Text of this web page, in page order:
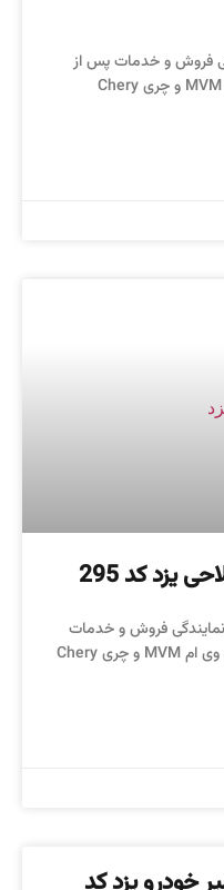
فروش و خدمات پس از
فروش (تعمیرات) خودروهای ام وی ام MVM و چری Chery
یزد کد 295
فروش و خدمات
پس از فروش (تعمیرات) خودروهای ام وی ام MVM و چری Chery